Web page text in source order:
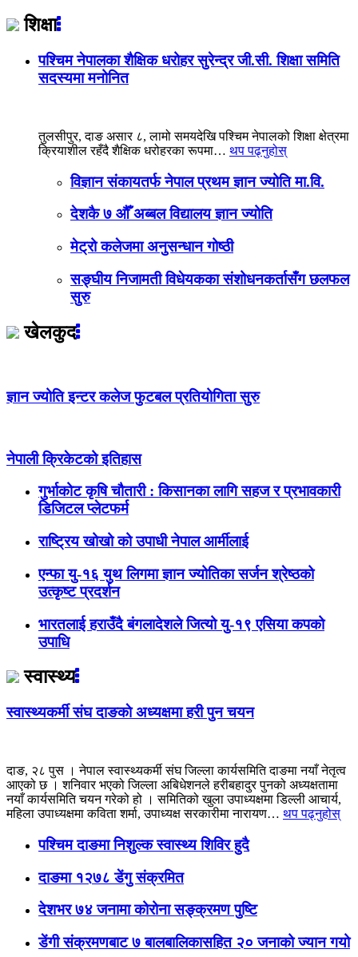
शिक्षा
पश्चिम नेपालका शैक्षिक धरोहर सुरेन्द्र जी.सी. शिक्षा समिति
सदस्यमा मनोनित
तुलसीपुर, दाङ असार ८, लामो समयदेखि पश्चिम नेपालको शिक्षा क्षेत्रमा
क्रियाशील रहँदै शैक्षिक धरोहरका रूपमा… थप पढ्नुहोस्
विज्ञान संकायतर्फ नेपाल प्रथम ज्ञान ज्योति मा.वि.
देशकै ७ औँ अब्बल विद्यालय ज्ञान ज्योति
मेट्रो कलेजमा अनुसन्धान गोष्ठी
सङ्घीय निजामती विधेयकका संशोधनकर्तासँग छलफल
सुरु
खेलकुद
ज्ञान ज्योति इन्टर कलेज फुटबल प्रतियोगिता सुरु
नेपाली क्रिकेटको इतिहास
गुर्भाकोट कृषि चौतारी : किसानका लागि सहज र प्रभावकारी
डिजिटल प्लेटफर्म
राष्ट्रिय खोखो को उपाधी नेपाल आर्मीलाई
एन्फा यु-१६ युथ लिगमा ज्ञान ज्योतिका सर्जन श्रेष्ठको
उत्कृष्ट प्रदर्शन
भारतलाई हराउँदै बंगलादेशले जित्यो यु-१९ एसिया कपको
उपाधि
स्वास्थ्य
स्वास्थ्यकर्मी संघ दाङकाे अध्यक्षमा हरी पुन चयन
दाङ, २८ पुस । नेपाल स्वास्थ्यकर्मी संघ जिल्ला कार्यसमिति दाङमा नयाँ नेतृत्व
आएको छ । शनिवार भएको जिल्ला अबिधेशनले हरीबहादुर पुनको अध्यक्षतामा
नयाँ कार्यसमिति चयन गरेको हो । समितिको खुला उपाध्यक्षमा डिल्ली आचार्य,
महिला उपाध्यक्षमा कविता शर्मा, उपाध्यक्ष सरकारीमा नारायण… थप पढ्नुहोस्
पश्चिम दाङमा निशुल्क स्वास्थ्य शिविर हुदै
दाङमा १२७८ डेंगु संक्रमित
देशभर ७४ जनामा कोरोना सङ्क्रमण पुष्टि
डेंगी संक्रमणबाट ७ बालबालिकासहित २० जनाको ज्यान गयो